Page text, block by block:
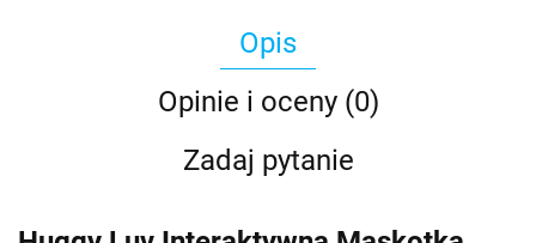
Opis
Opinie i oceny (0)
Zadaj pytanie